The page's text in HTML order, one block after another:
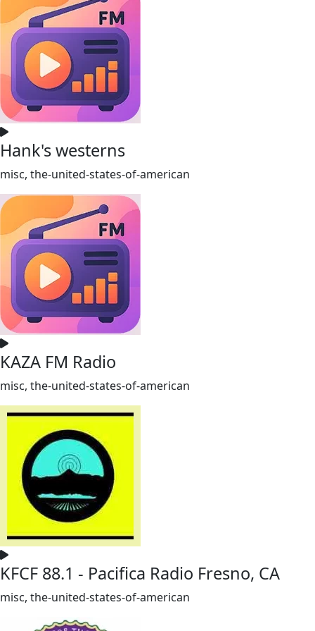
Hank's westerns
misc, the-united-states-of-american
KAZA FM Radio
misc, the-united-states-of-american
KFCF 88.1 - Pacifica Radio Fresno, CA
misc, the-united-states-of-american